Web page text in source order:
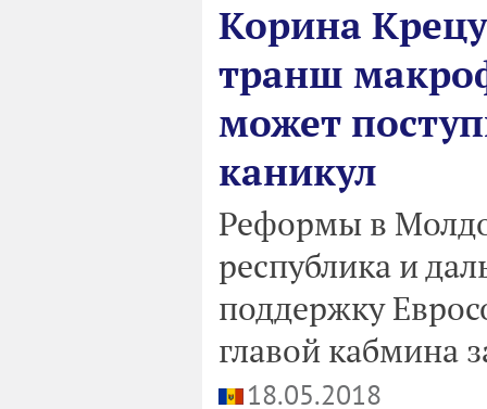
Корина
транш
может
каникул
Реформы в
республика и
поддержку
главой кабмина
18.05.2018